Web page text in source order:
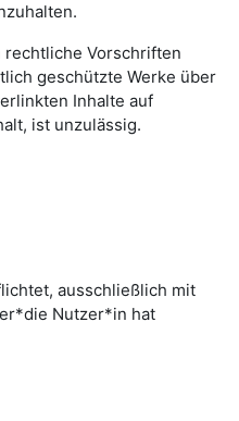
Vorschriften
geschützte Werke über
Inhalte auf
ist unzulässig.
ausschließlich mit
Nutzer*in hat